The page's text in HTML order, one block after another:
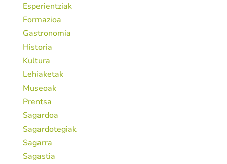
Esperientziak
Formazioa
Gastronomia
Historia
Kultura
Lehiaketak
Museoak
Prentsa
Sagardoa
Sagardotegiak
Sagarra
Sagastia